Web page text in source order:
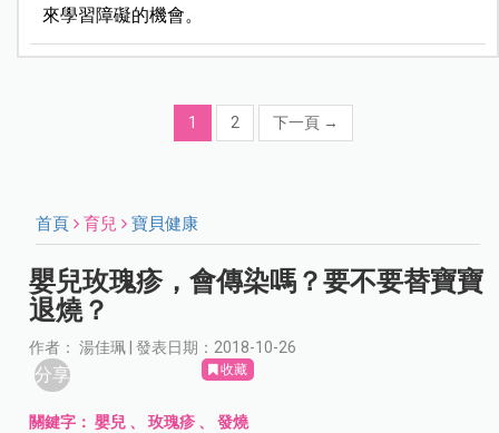
來學習障礙的機會。
1 2 下一頁 →
首頁 育兒 寶貝健康
嬰兒玫瑰疹，會傳染嗎？要不要替寶寶
退燒？
作者： 湯佳珮 | 發表日期：2018-10-26
分享 收藏
關鍵字：嬰兒 、玫瑰疹 、發燒